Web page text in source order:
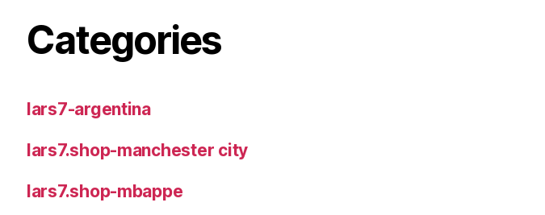
Categories
lars7-argentina
lars7.shop-manchester city
lars7.shop-mbappe